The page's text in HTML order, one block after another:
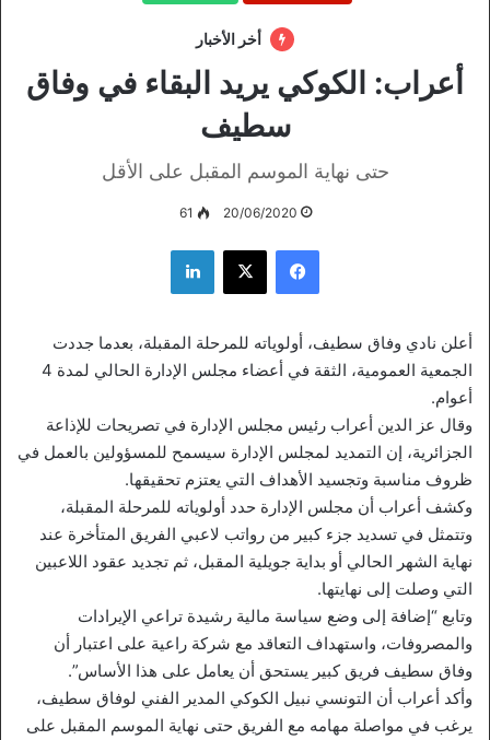
أخر الأخبار
أعراب: الكوكي يريد البقاء في وفاق
سطيف
حتى نهاية الموسم المقبل على الأقل
20/06/2020
61
فيسبوك ‫X لينكدإن
أعلن نادي وفاق سطيف، أولوياته للمرحلة المقبلة، بعدما جددت
الجمعية العمومية، الثقة في أعضاء مجلس الإدارة الحالي لمدة 4
أعوام.
وقال عز الدين أعراب رئيس مجلس الإدارة في تصريحات للإذاعة
الجزائرية، إن التمديد لمجلس الإدارة سيسمح للمسؤولين بالعمل في
ظروف مناسبة وتجسيد الأهداف التي يعتزم تحقيقها.
وكشف أعراب أن مجلس الإدارة حدد أولوياته للمرحلة المقبلة،
وتتمثل في تسديد جزء كبير من رواتب لاعبي الفريق المتأخرة عند
نهاية الشهر الحالي أو بداية جويلية المقبل، ثم تجديد عقود اللاعبين
التي وصلت إلى نهايتها.
وتابع “إضافة إلى وضع سياسة مالية رشيدة تراعي الإيرادات
والمصروفات، واستهداف التعاقد مع شركة راعية على اعتبار أن
وفاق سطيف فريق كبير يستحق أن يعامل على هذا الأساس”.
وأكد أعراب أن التونسي نبيل الكوكي المدير الفني لوفاق سطيف،
يرغب في مواصلة مهامه مع الفريق حتى نهاية الموسم المقبل على